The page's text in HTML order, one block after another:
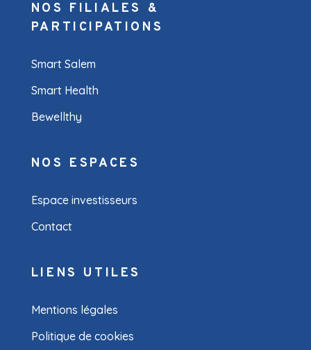
NOS FILIALES &
PARTICIPATIONS
Smart Salem
Smart Health
Bewellthy
NOS ESPACES
Espace investisseurs
Contact
LIENS UTILES
Mentions légales
Politique de cookies